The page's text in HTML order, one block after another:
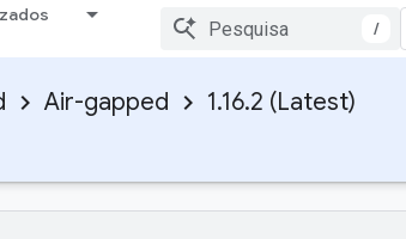
/
Air-gapped 1.16.2 (Latest)